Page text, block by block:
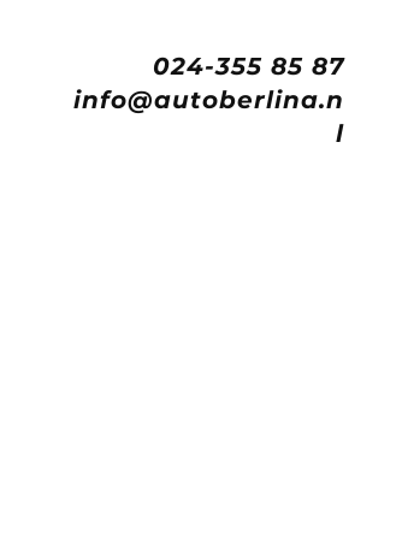
024-355 85 87
info@autoberlina.n
l